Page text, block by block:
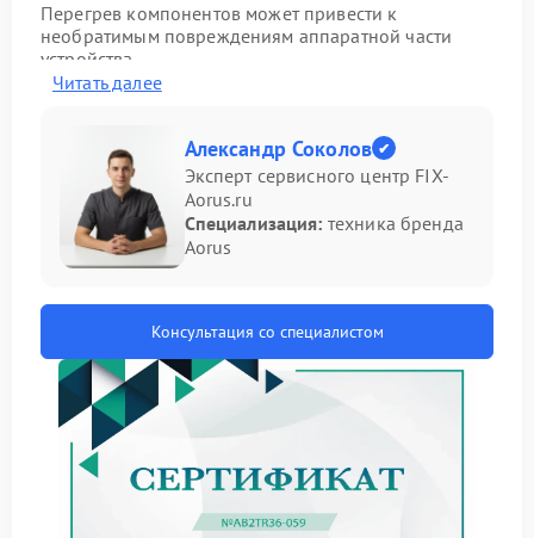
Перегрев компонентов может привести к
необратимым повреждениям аппаратной части
устройства.
неисправности
Определить проблему с кулером можно по
следующим симптомам:
повышенная температура корпуса ноутбука;
при работе системы охлаждения;
самопроизвольное отключение устройства из‑за
заметное снижение производительности при
нагрузках.
Возможные причины поломки
К выходу из строя кулера могут привести разные
факторы. Рассмотрим наиболее распространенные:
Читать далее
Александр Соколов
Эксперт сервисного центр FIX-
Aorus.ru
Специализация: техника бренда
Aorus
Консультация со специалистом